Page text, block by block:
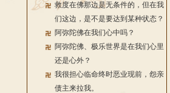
救度在佛那边是无条件的，但在我
们这边，是不是要达到某种状态？
阿弥陀佛在我们心中吗？
阿弥陀佛、极乐世界是在我们心里
还是心外？
我很担心临命终时恶业现前，怨亲
债主来拉我。